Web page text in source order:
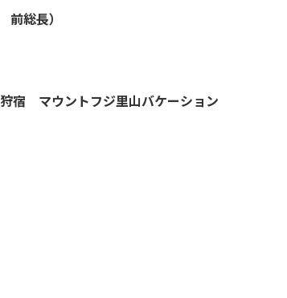
総長）
宿 マウントフジ里山バケーション